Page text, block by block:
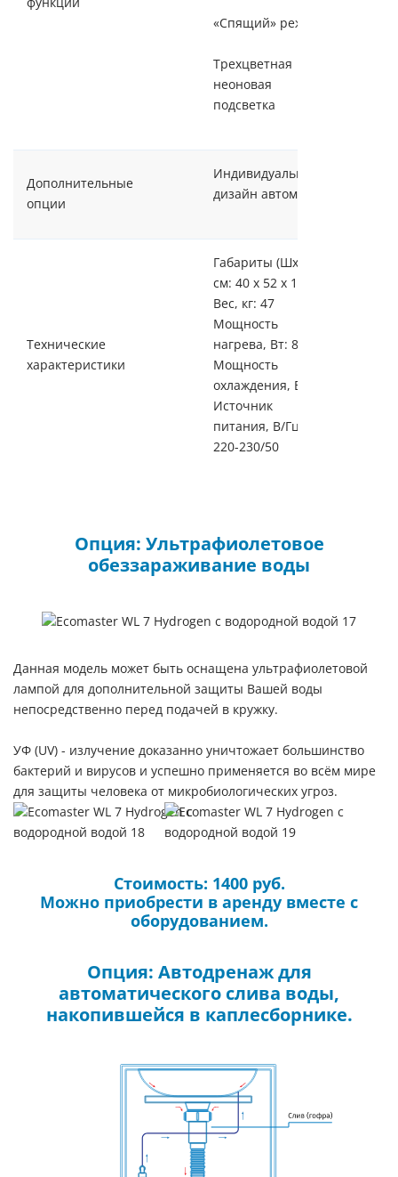
«Спящий» режим
Трехцветная
неоновая
подсветка
Дополнительные
опции
Индивидуальный
дизайн автоматов
Технические
характеристики
Габариты (ШхГхВ),
см: 40 х 52 х 127
Вес, кг: 47
Мощность
нагрева, Вт: 800
Мощность
охлаждения, Вт: 95
Источник
питания, В/Гц:
220-230/50
Опция: Ультрафиолетовое
обеззараживание воды
Данная модель может быть оснащена ультрафиолетовой
лампой для дополнительной защиты Вашей воды
непосредственно перед подачей в кружку.
УФ (UV) - излучение доказанно уничтожает большинство
бактерий и вирусов и успешно применяется во всём мире
для защиты человека от микробиологических угроз.
Стоимость: 1400 руб.
Можно приобрести в аренду вместе с
оборудованием.
Опция: Автодренаж для
автоматического слива воды,
накопившейся в каплесборнике.